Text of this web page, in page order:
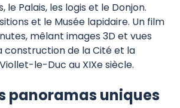
le Palais, les logis et le Donjon.
et le Musée lapidaire. Un film
mêlant images 3D et vues
construction de la Cité et la
le-Duc au XIXe siècle.
panoramas uniques